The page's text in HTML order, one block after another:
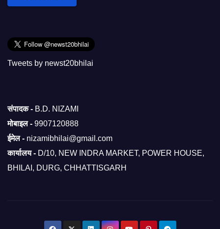
Tweets by newst20bhilai
संपादक - B.D. NIZAMI
मोबाइल - 9907120888
ईमेल - nizamibhilai@gmail.com
कार्यालय - D/10, NEW INDRA MARKET, POWER HOUSE,
BHILAI, DURG, CHHATTISGARH